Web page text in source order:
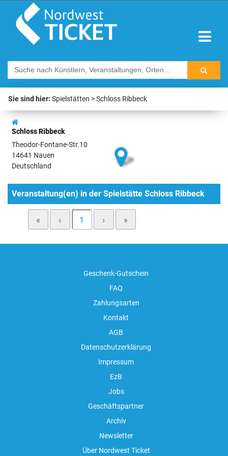
Sie sind hier: Spielstätten Schloss Ribbeck
Schloss Ribbeck
Theodor-Fontane-Str.10
14641 Nauen
Deutschland
Veranstaltung(en) in der Spielstätte Schloss Ribbeck
« ‹ 1 › »
Geschenk-Gutschein
FAQ
Zahlungsarten
Kontakt
AGB
Datenschutzerklärung
Impressum
EzB
Jobs
Geschäftspartner
Archiv
Newsletter
Über Nordwest Ticket